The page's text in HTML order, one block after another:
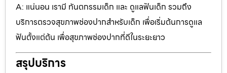
A: แน่นอน เรามี ทันตกรรมเด็ก และ ดูแลฟันเด็ก รวมถึง
บริการตรวจสุขภาพช่องปากสำหรับเด็ก เพื่อเริ่มต้นการดูแล
ฟันตั้งแต่ต้น เพื่อสุขภาพช่องปากที่ดีในระยะยาว
สรุปบริการ